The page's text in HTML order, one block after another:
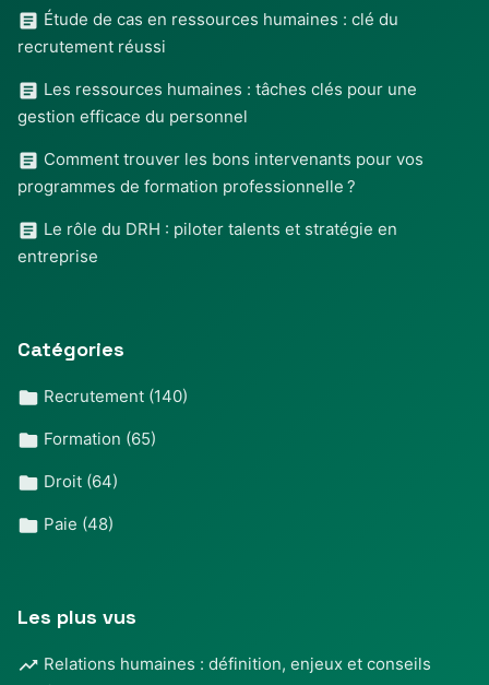
Étude de cas en ressources humaines : clé du
recrutement réussi
Les ressources humaines : tâches clés pour une
gestion efficace du personnel
Comment trouver les bons intervenants pour vos
programmes de formation professionnelle ?
Le rôle du DRH : piloter talents et stratégie en
entreprise
Catégories
Recrutement (140)
Formation (65)
Droit (64)
Paie (48)
Les plus vus
Relations humaines : définition, enjeux et conseils